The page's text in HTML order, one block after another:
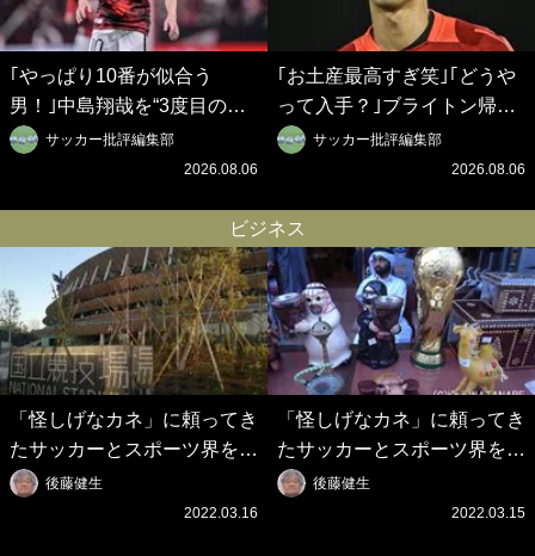
｢やっぱり10番が似合う
男！｣中島翔哉を“3度目の獲
得”ポルティモネンセが歓迎
アニメーションで背番号10
せだね〜｣｢爽やかイケメン｣
サッカー批評編集部
2026.08.06
｢お土産最高すぎ笑｣｢どうや
って入手？｣ブライトン帰還
の三笘薫、同僚に“ポケカ”を
プレゼント！｢薫の笑顔見れ
ル可愛すぎ｣
サッカー批評編集部
2026.08.06
ビジネス
「怪しげなカネ」に頼ってき
たサッカーとスポーツ界を待
つ未来(4)スポーツを「持続
可能」にする「真の投資」の
後藤健生
2022.03.16
「怪しげなカネ」に頼ってき
たサッカーとスポーツ界を待
つ未来(3)「ロシアン・マネ
ー」に続く中東の「オイルマ
後藤健生
2022.03.15